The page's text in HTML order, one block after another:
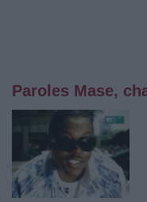
Paroles Mase,